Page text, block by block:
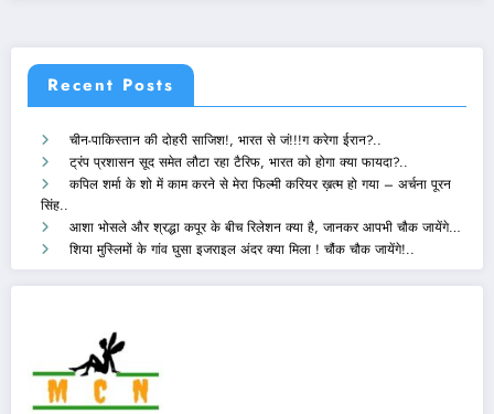
Recent Posts
चीन-पाकिस्तान की दोहरी साजिश!, भारत से जं!!!ग करेगा ईरान?..
ट्रंप प्रशासन सूद समेत लौटा रहा टैरिफ, भारत को होगा क्या फायदा?..
कपिल शर्मा के शो में काम करने से मेरा फिल्मी करियर ख़त्म हो गया – अर्चना पूरन
सिंह..
आशा भोसले और श्रद्धा कपूर के बीच रिलेशन क्या है, जानकर आपभी चौक जायेंगे…
शिया मुस्लिमों के गांव घुसा इजराइल अंदर क्या मिला ! चौंक चौक जायेंगे!..